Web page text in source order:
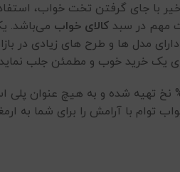
با جای گرفتن تخت خواب،
مهم در سبد کالای خواب می‌باشد.
مدل ها و طرح های زیادی در
یک خرید خوب و مطمئن جلب
روتختی به صورت دو رو طراحی شده که هر طرف آن، طرحی زیبا و متفاوت از طرف دیگر آن را دارد. این روتختی از جنس 100% نخ
توام با آرامش را برای شما به